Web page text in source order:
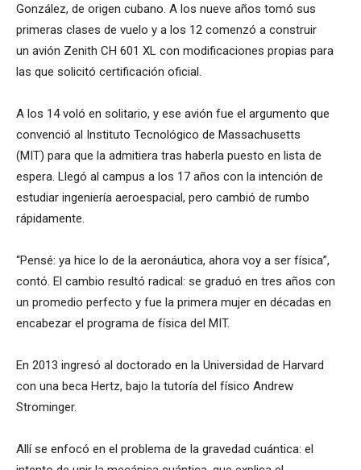
González, de origen cubano. A los nueve años tomó sus
primeras clases de vuelo y a los 12 comenzó a construir
un avión Zenith CH 601 XL con modificaciones propias para
las que solicitó certificación oficial.
A los 14 voló en solitario, y ese avión fue el argumento que
convenció al Instituto Tecnológico de Massachusetts
(MIT) para que la admitiera tras haberla puesto en lista de
espera. Llegó al campus a los 17 años con la intención de
estudiar ingeniería aeroespacial, pero cambió de rumbo
rápidamente.
“Pensé: ya hice lo de la aeronáutica, ahora voy a ser física”,
contó. El cambio resultó radical: se graduó en tres años con
un promedio perfecto y fue la primera mujer en décadas en
encabezar el programa de física del MIT.
En 2013 ingresó al doctorado en la Universidad de Harvard
con una beca Hertz, bajo la tutoría del físico Andrew
Strominger.
Allí se enfocó en el problema de la gravedad cuántica: el